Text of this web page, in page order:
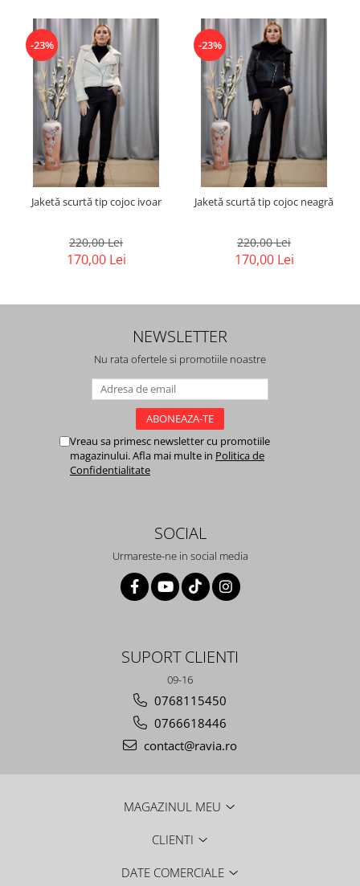
-23%
Jaketă scurtă tip cojoc ivoar
220,00 Lei
170,00 Lei
-23%
Jaketă scurtă tip cojoc neagră
220,00 Lei
170,00 Lei
NEWSLETTER
Nu rata ofertele si promotiile noastre
Vreau sa primesc newsletter cu promotiile
magazinului. Afla mai multe in Politica de
Confidentialitate
SOCIAL
Urmareste-ne in social media
SUPORT CLIENTI
09-16
0768115450
0766618446
contact@ravia.ro
MAGAZINUL MEU
CLIENTI
DATE COMERCIALE